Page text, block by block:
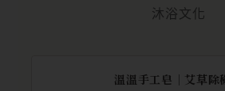
沐浴文化
溫溫手工皂｜艾草除